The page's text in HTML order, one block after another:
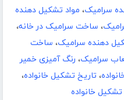
سرامیک، مواد تشکیل دهنده
، ساخت سرامیک در خانه،
دهنده سرامیک، ساخت
سرامیک، رنگ آمیزی خمیر
، تاریخ تشکیل خانواده،
خانواده